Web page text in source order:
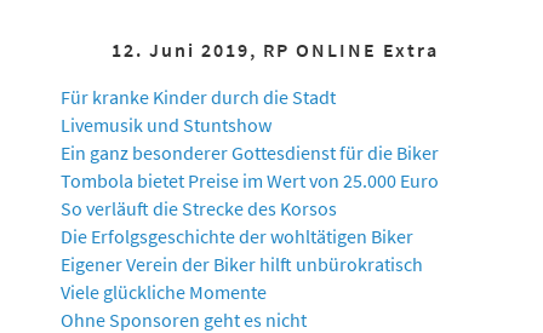
12. Juni 2019, RP ONLINE Extra
Für kranke Kinder durch die Stadt
Livemusik und Stuntshow
Ein ganz besonderer Gottesdienst für die Biker
Tombola bietet Preise im Wert von 25.000 Euro
So verläuft die Strecke des Korsos
Die Erfolgsgeschichte der wohltätigen Biker
Eigener Verein der Biker hilft unbürokratisch
Viele glückliche Momente
Ohne Sponsoren geht es nicht